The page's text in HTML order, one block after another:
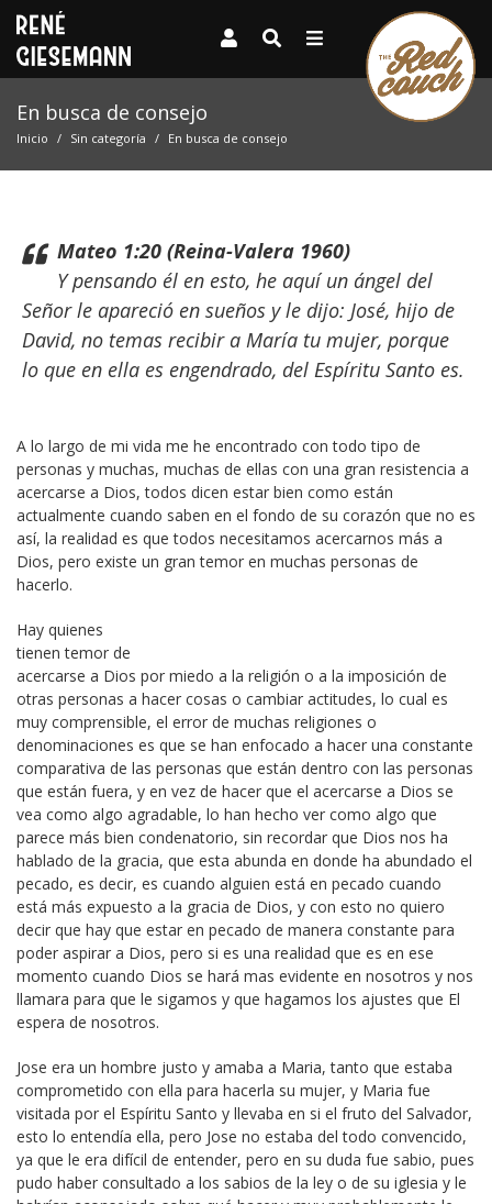
En busca de consejo
Inicio Sin categoría En busca de consejo
Mateo 1:20 (Reina-Valera 1960)
Y pensando él en esto, he aquí un ángel del
Señor le apareció en sueños y le dijo: José, hijo de
David, no temas recibir a María tu mujer, porque
lo que en ella es engendrado, del Espíritu Santo es.
A lo largo de mi vida me he encontrado con todo tipo de
personas y muchas, muchas de ellas con una gran resistencia a
acercarse a Dios, todos dicen estar bien como están
actualmente cuando saben en el fondo de su corazón que no es
así, la realidad es que todos necesitamos acercarnos más a
Dios, pero existe un gran temor en muchas personas de
hacerlo.
Hay quienes
tienen temor de
acercarse a Dios por miedo a la religión o a la imposición de
otras personas a hacer cosas o cambiar actitudes, lo cual es
muy comprensible, el error de muchas religiones o
denominaciones es que se han enfocado a hacer una constante
comparativa de las personas que están dentro con las personas
que están fuera, y en vez de hacer que el acercarse a Dios se
vea como algo agradable, lo han hecho ver como algo que
parece más bien condenatorio, sin recordar que Dios nos ha
hablado de la gracia, que esta abunda en donde ha abundado el
pecado, es decir, es cuando alguien está en pecado cuando
está más expuesto a la gracia de Dios, y con esto no quiero
decir que hay que estar en pecado de manera constante para
poder aspirar a Dios, pero si es una realidad que es en ese
momento cuando Dios se hará mas evidente en nosotros y nos
llamara para que le sigamos y que hagamos los ajustes que El
espera de nosotros.
Jose era un hombre justo y amaba a Maria, tanto que estaba
comprometido con ella para hacerla su mujer, y Maria fue
visitada por el Espíritu Santo y llevaba en si el fruto del Salvador,
esto lo entendía ella, pero Jose no estaba del todo convencido,
ya que le era difícil de entender, pero en su duda fue sabio, pues
pudo haber consultado a los sabios de la ley o de su iglesia y le